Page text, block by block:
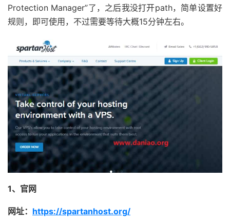
Protection Manager”了，之后我没打开path，简单设置好
规则，即可使用，不过需要等待大概15分钟左右。
1、官网
网址： https://spartanhost.org/